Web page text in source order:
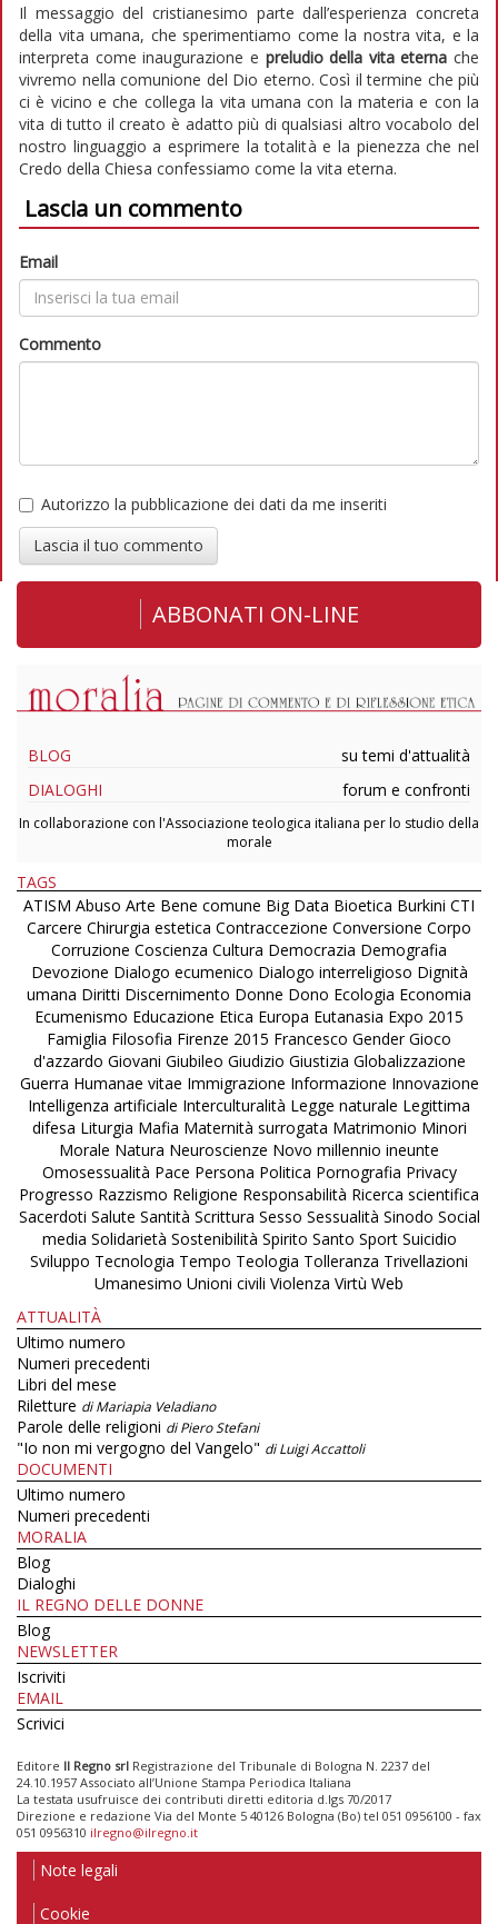
Il messaggio del cristianesimo parte dall’esperienza concreta
della vita umana, che sperimentiamo come la nostra vita, e la
interpreta come inaugurazione e preludio della vita eterna che
vivremo nella comunione del Dio eterno. Così il termine che più
ci è vicino e che collega la vita umana con la materia e con la
vita di tutto il creato è adatto più di qualsiasi altro vocabolo del
nostro linguaggio a esprimere la totalità e la pienezza che nel
Credo della Chiesa confessiamo come la vita eterna.
Lascia un commento
Email
Commento
Autorizzo la pubblicazione dei dati da me inseriti
Lascia il tuo commento
ABBONATI ON-LINE
BLOG
su temi d'attualità
DIALOGHI
forum e confronti
In collaborazione con l'Associazione teologica italiana per lo studio della
morale
TAGS
ATISM Abuso Arte Bene comune Big Data Bioetica Burkini CTI
Carcere Chirurgia estetica Contraccezione Conversione Corpo
Corruzione Coscienza Cultura Democrazia Demografia
Devozione Dialogo ecumenico Dialogo interreligioso Dignità
umana Diritti Discernimento Donne Dono Ecologia Economia
Ecumenismo Educazione Etica Europa Eutanasia Expo 2015
Famiglia Filosofia Firenze 2015 Francesco Gender Gioco
d'azzardo Giovani Giubileo Giudizio Giustizia Globalizzazione
Guerra Humanae vitae Immigrazione Informazione Innovazione
Intelligenza artificiale Interculturalità Legge naturale Legittima
difesa Liturgia Mafia Maternità surrogata Matrimonio Minori
Morale Natura Neuroscienze Novo millennio ineunte
Omosessualità Pace Persona Politica Pornografia Privacy
Progresso Razzismo Religione Responsabilità Ricerca scientifica
Sacerdoti Salute Santità Scrittura Sesso Sessualità Sinodo Social
media Solidarietà Sostenibilità Spirito Santo Sport Suicidio
Sviluppo Tecnologia Tempo Teologia Tolleranza Trivellazioni
Umanesimo Unioni civili Violenza Virtù Web
ATTUALITÀ
Ultimo numero
Numeri precedenti
Libri del mese
Riletture di Mariapia Veladiano
Parole delle religioni di Piero Stefani
"Io non mi vergogno del Vangelo" di Luigi Accattoli
DOCUMENTI
Ultimo numero
Numeri precedenti
MORALIA
Blog
Dialoghi
IL REGNO DELLE DONNE
Blog
NEWSLETTER
Iscriviti
EMAIL
Scrivici
Editore Il Regno srl Registrazione del Tribunale di Bologna N. 2237 del
24.10.1957 Associato all’Unione Stampa Periodica Italiana
La testata usufruisce dei contributi diretti editoria d.lgs 70/2017
Direzione e redazione Via del Monte 5 40126 Bologna (Bo) tel 051 0956100 - fax
051 0956310 ilregno@ilregno.it
Note legali
Cookie